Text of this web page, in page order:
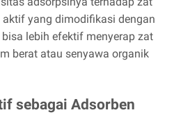
yang dimodifikasi dengan
lebih efektif menyerap zat
berat atau senyawa organik
sebagai Adsorben